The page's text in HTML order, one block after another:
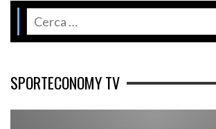
SPORTECONOMY TV